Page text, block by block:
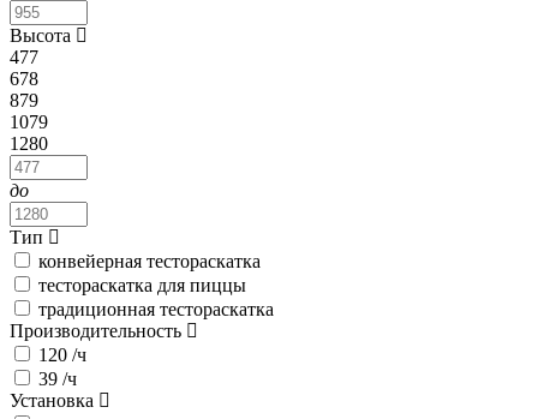
Высота
477
678
879
1079
1280
до
Тип
конвейерная тестораскатка
тестораскатка для пиццы
традиционная тестораскатка
Производительность
120 /ч
39 /ч
Установка